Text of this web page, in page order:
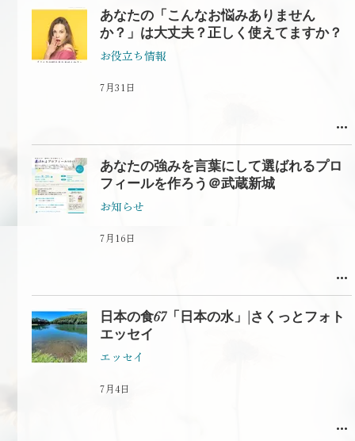
あなたの「こんなお悩みありません
か？」は大丈夫？正しく使えてますか？
お役立ち情報
7月31日
あなたの強みを言葉にして選ばれるプロ
フィールを作ろう＠武蔵新城
お知らせ
7月16日
日本の食67「日本の水」|さくっとフォト
エッセイ
エッセイ
7月4日